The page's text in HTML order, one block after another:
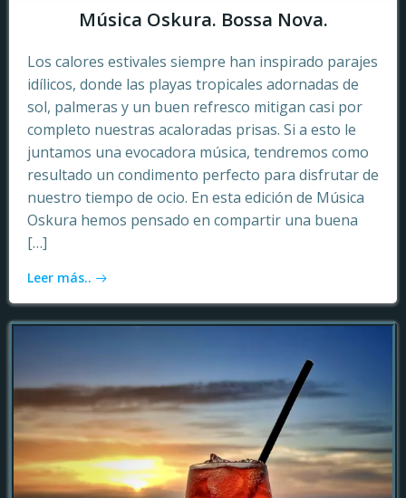
Música Oskura. Bossa Nova.
Los calores estivales siempre han inspirado parajes
idílicos, donde las playas tropicales adornadas de
sol, palmeras y un buen refresco mitigan casi por
completo nuestras acaloradas prisas. Si a esto le
juntamos una evocadora música, tendremos como
resultado un condimento perfecto para disfrutar de
nuestro tiempo de ocio. En esta edición de Música
Oskura hemos pensado en compartir una buena
[…]
Leer más..